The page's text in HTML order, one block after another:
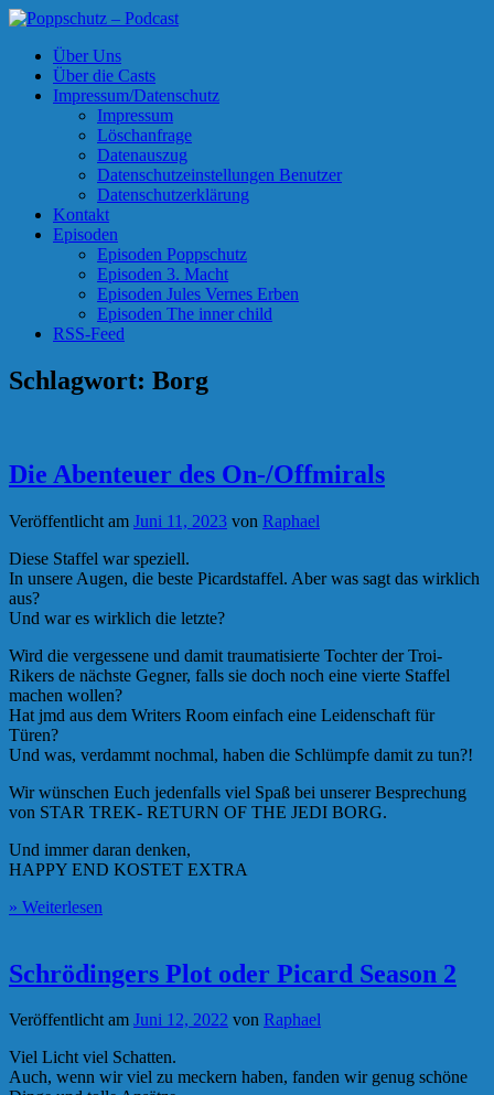
Skip
content
Poppschutz – Podcast
Podcasts zu Ihrem Vergnügen
Über Uns
Über die Casts
Impressum/Datenschutz
Impressum
Löschanfrage
Datenauszug
Datenschutzeinstellungen Benutzer
Datenschutzerklärung
Kontakt
Episoden
Episoden Poppschutz
Episoden 3. Macht
Episoden Jules Vernes Erben
Episoden The inner child
RSS-Feed
Schlagwort: Borg
Die Abenteuer des On-/Offmirals
Veröffentlicht am Juni 11, 2023 von Raphael
Diese Staffel war speziell.
In unsere Augen, die beste Picardstaffel. Aber was sagt das wirklich
aus?
Und war es wirklich die letzte?
Wird die vergessene und damit traumatisierte Tochter der Troi-
Rikers de nächste Gegner, falls sie doch noch eine vierte Staffel
machen wollen?
Hat jmd aus dem Writers Room einfach eine Leidenschaft für
Türen?
Und was, verdammt nochmal, haben die Schlümpfe damit zu tun?!
Wir wünschen Euch jedenfalls viel Spaß bei unserer Besprechung
von STAR TREK- RETURN OF THE JEDI BORG.
Und immer daran denken,
HAPPY END KOSTET EXTRA
» Weiterlesen
Schrödingers Plot oder Picard Season 2
Veröffentlicht am Juni 12, 2022 von Raphael
Viel Licht viel Schatten.
Auch, wenn wir viel zu meckern haben, fanden wir genug schöne